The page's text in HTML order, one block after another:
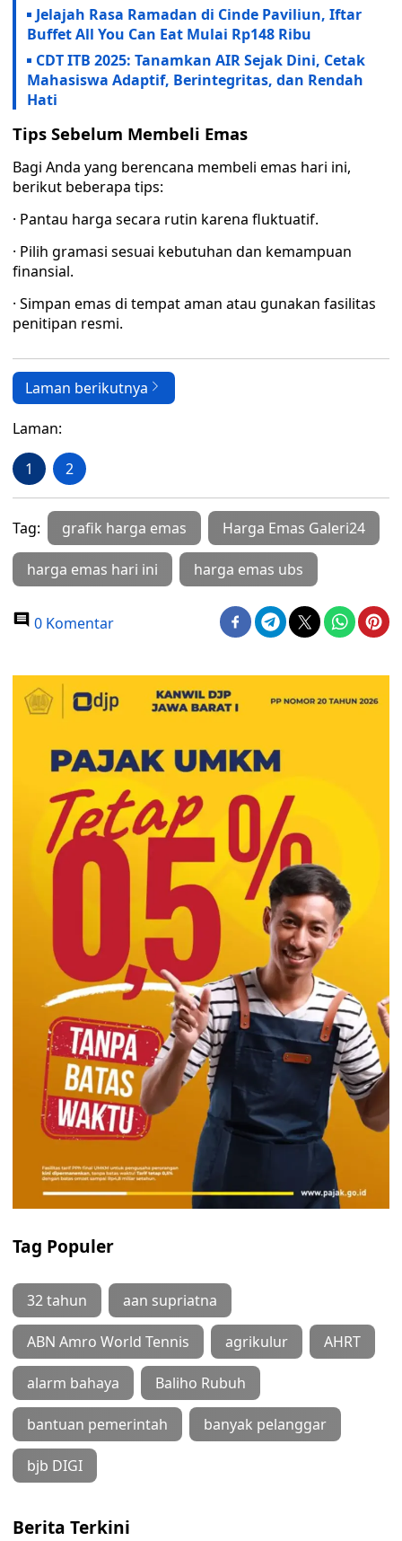
Jelajah Rasa Ramadan di Cinde Paviliun, Iftar
Buffet All You Can Eat Mulai Rp148 Ribu
CDT ITB 2025: Tanamkan AIR Sejak Dini, Cetak
Mahasiswa Adaptif, Berintegritas, dan Rendah
Hati
Tips Sebelum Membeli Emas
Bagi Anda yang berencana membeli emas hari ini,
berikut beberapa tips:
· Pantau harga secara rutin karena fluktuatif.
· Pilih gramasi sesuai kebutuhan dan kemampuan
finansial.
· Simpan emas di tempat aman atau gunakan fasilitas
penitipan resmi.
Laman berikutnya
Laman:
1 2
Tag: grafik harga emas Harga Emas Galeri24
harga emas hari ini harga emas ubs
0 Komentar
Tag Populer
32 tahun aan supriatna
ABN Amro World Tennis agrikulur AHRT
alarm bahaya Baliho Rubuh
bantuan pemerintah banyak pelanggar
bjb DIGI
Berita Terkini